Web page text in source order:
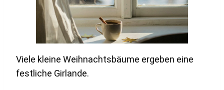
Viele kleine Weihnachtsbäume ergeben eine
festliche Girlande.